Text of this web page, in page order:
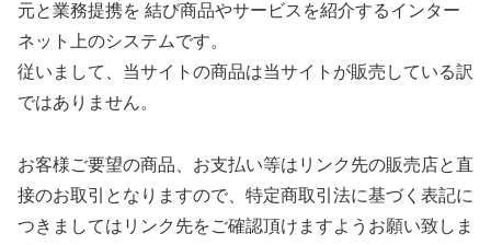
元と業務提携を 結び商品やサービスを紹介するインター
ネット上のシステムです。
従いまして、当サイトの商品は当サイトが販売している訳
ではありません。
お客様ご要望の商品、お支払い等はリンク先の販売店と直
接のお取引となりますので、特定商取引法に基づく表記に
つきましてはリンク先をご確認頂けますようお願い致しま